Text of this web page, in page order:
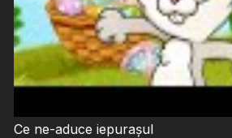
Ce ne-aduce iepurașul